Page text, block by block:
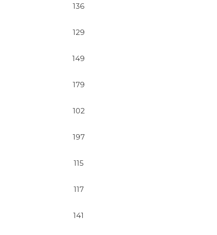
136
129
149
179
102
197
115
117
141